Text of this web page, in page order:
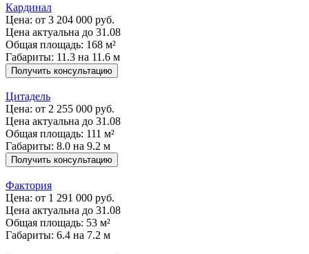
Кардинал
Цена: от 3 204 000 руб.
Цена актуальна до 31.08
Общая площадь: 168 м²
Габариты: 11.3 на 11.6 м
Получить консультацию
Цитадель
Цена: от 2 255 000 руб.
Цена актуальна до 31.08
Общая площадь: 111 м²
Габариты: 8.0 на 9.2 м
Получить консультацию
Фактория
Цена: от 1 291 000 руб.
Цена актуальна до 31.08
Общая площадь: 53 м²
Габариты: 6.4 на 7.2 м